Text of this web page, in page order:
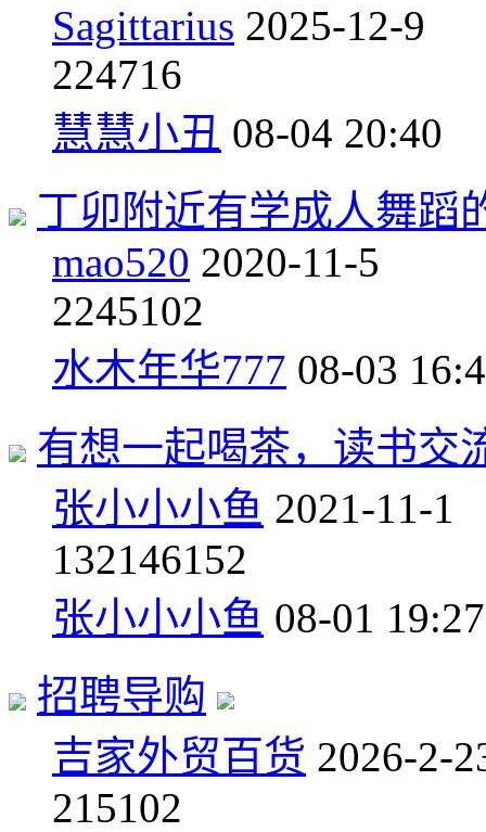
Sagittarius 2025-12-9
224716
慧慧小丑 08-04 20:40
丁卯附近有学成人舞蹈
mao520 2020-11-5
2245102
水木年华777 08-03
有想一起喝茶，读书交
张小小小鱼 2021-11-1
132146152
张小小小鱼 08-01 19:27
招聘导购
吉家外贸百货 2026-2-
215102